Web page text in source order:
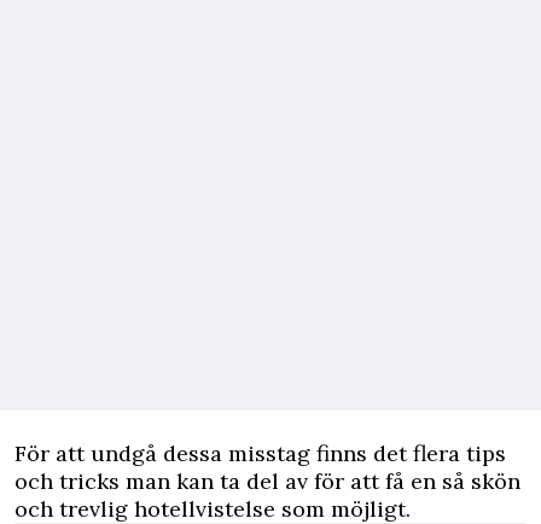
För att undgå dessa misstag finns det flera tips
och tricks man kan ta del av för att få en så skön
och trevlig hotellvistelse som möjligt.